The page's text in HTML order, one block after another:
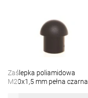
Zaślepka poliamidowa
M20x1,5 mm pełna czarna